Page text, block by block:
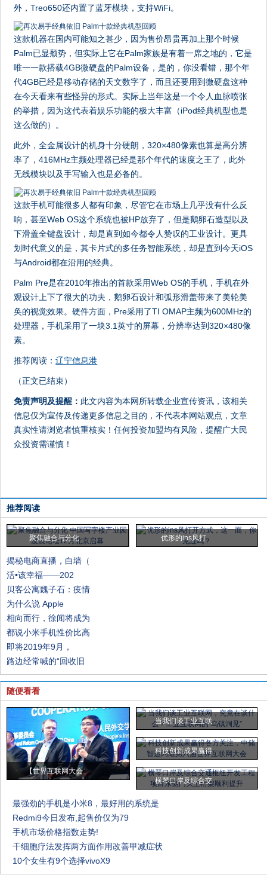
外，Treo650还内置了蓝牙模块，支持WiFi。
这款机器在国内可能知之甚少，因为售价昂贵再加上那个时候
Palm已显颓势，但实际上它在Palm家族是有着一席之地的，它是
唯一一款搭载4GB微硬盘的Palm设备，是的，你没看错，那个年
代4GB已经是移动存储的天文数字了，而且还要用到微硬盘这种
在今天看来有些怪异的形式。实际上当年这是一个令人血脉喷张
的举措，因为这代表着娱乐功能的极大丰富（iPod经典机型也是
这么做的）。
此外，全金属设计的机身十分硬朗，320×480像素也算是高分辨
率了，416MHz主频处理器已经是那个年代的速度之王了，此外
无线模块以及手写输入也是必备的。
这款手机可能很多人都有印象，尽管它在市场上几乎没有什么反
响，甚至Web OS这个系统也被HP放弃了，但是鹅卵石造型以及
下滑盖全键盘设计，却是直到如今都令人赞叹的工业设计。更具
划时代意义的是，其卡片式的多任务智能系统，却是直到今天iOS
与Android都在沿用的经典。
Palm Pre是在2010年推出的首款采用Web OS的手机，手机在外
观设计上下了很大的功夫，鹅卵石设计和弧形滑盖带来了美轮美
奂的视觉效果。硬件方面，Pre采用了TI OMAP主频为600MHz的
处理器，手机采用了一块3.1英寸的屏幕，分辨率达到320×480像
素。
推荐阅读：辽宁信息港
（正文已结束）
免责声明及提醒： 此文内容为本网所转载企业宣传资讯，该相关
信息仅为宣传及传递更多信息之目的，不代表本网站观点，文章
真实性请浏览者慎重核实！任何投资加盟均有风险，提醒广大民
众投资需谨慎！
推荐阅读
聚焦融合与分化 优形的ins风打
揭秘电商直播，白墙（
活•该幸福——202
贝客公寓魏子石：疫情
为什么说 Apple
相向而行，徐闻将成为
都说小米手机性价比高
即将2019年9月，
路边经常喊的“回收旧
随便看看
【世界互联网大会
当我们谈工业互联
科技创新成果赢得
横琴口岸及综合交
最强劲的手机是小米8，最好用的系统是
Redmi9今日发布,起售价仅为79
手机市场价格指数走势!
干细胞疗法发挥两方面作用改善甲减症状
10个女生有9个选择vivoX9